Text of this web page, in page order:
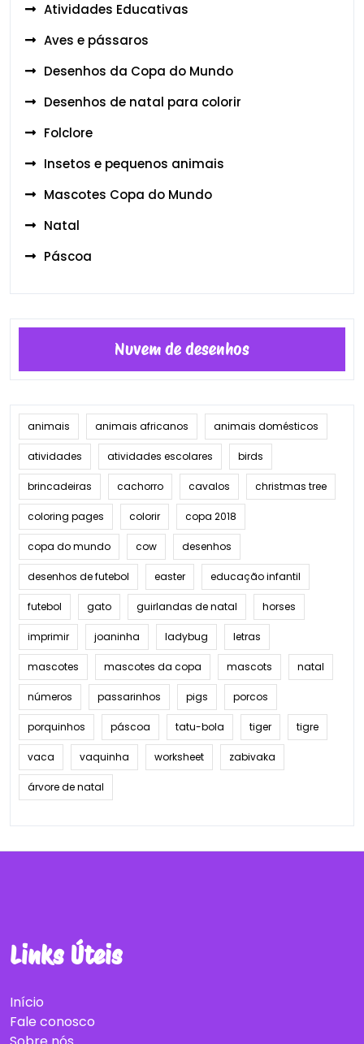
Atividades Educativas
Aves e pássaros
Desenhos da Copa do Mundo
Desenhos de natal para colorir
Folclore
Insetos e pequenos animais
Mascotes Copa do Mundo
Natal
Páscoa
Nuvem de desenhos
animais animais africanos animais domésticos
atividades atividades escolares birds
brincadeiras cachorro cavalos christmas tree
coloring pages colorir copa 2018
copa do mundo cow desenhos
desenhos de futebol easter educação infantil
futebol gato guirlandas de natal horses
imprimir joaninha ladybug letras
mascotes mascotes da copa mascots natal
números passarinhos pigs porcos
porquinhos páscoa tatu-bola tiger tigre
vaca vaquinha worksheet zabivaka
árvore de natal
Links Úteis
Início
Fale conosco